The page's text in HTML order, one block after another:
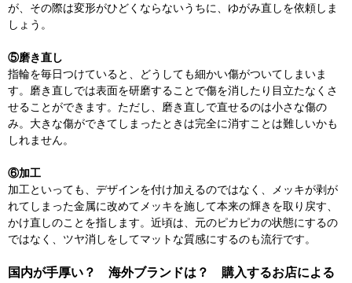
が、その際は変形がひどくならないうちに、ゆがみ直しを依頼しま
しょう。
⑤磨き直し
指輪を毎日つけていると、どうしても細かい傷がついてしまいま
す。磨き直しでは表面を研磨することで傷を消したり目立たなくさ
せることができます。ただし、磨き直しで直せるのは小さな傷の
み。大きな傷ができてしまったときは完全に消すことは難しいかも
しれません。
⑥加工
加工といっても、デザインを付け加えるのではなく、メッキが剥が
れてしまった金属に改めてメッキを施して本来の輝きを取り戻す、
かけ直しのことを指します。近頃は、元のピカピカの状態にするの
ではなく、ツヤ消しをしてマットな質感にするのも流行です。
国内が手厚い？ 海外ブランドは？ 購入するお店による